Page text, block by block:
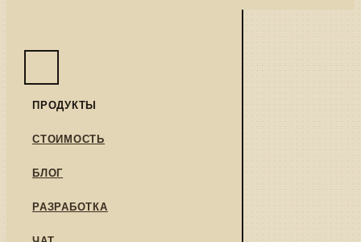
ПРОДУКТЫ
СТОИМОСТЬ
БЛОГ
РАЗРАБОТКА
ЧАТ